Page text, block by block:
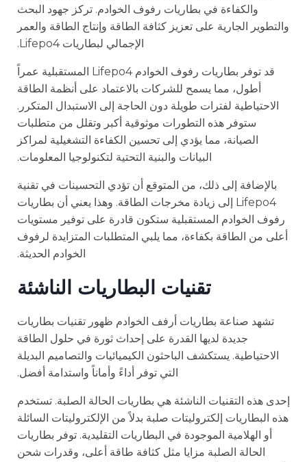
والكفاءة في بطاريات رفوف الخوادم. تركز جهود البحث
والتطوير الجارية على تعزيز كثافة الطاقة وإنتاج الطاقة والعمر
الإجمالي لبطاريات Lifepo4.
قد توفر بطاريات رفوف الخوادم Lifepo4 المستقبلية عمراً
أطول، مما يسمح للشركات بالاعتماد على أنظمة الطاقة
الاحتياطية لفترات طويلة دون الحاجة إلى الاستبدال المتكرر.
ستوفر هذه التطورات موثوقية أكبر وتقلل من متطلبات
الصيانة، مما يؤدي إلى تحسين الكفاءة التشغيلية لمراكز
البيانات والبنية التحتية لتكنولوجيا المعلومات.
بالإضافة إلى ذلك، من المتوقع أن تؤدي التحسينات في تقنية
Lifepo4 إلى زيادة مخرجات الطاقة. وهذا يعني أن بطاريات
رفوف الخوادم المستقبلية ستكون قادرة على توفير مستويات
أعلى من الطاقة بكفاءة، مما يلبي المتطلبات المتزايدة لرفوف
الخوادم الحديثة.
تقنيات البطاريات الناشئة
تشهد صناعة بطاريات أرفف الخوادم ظهور تقنيات بطاريات
جديدة لديها القدرة على إحداث ثورة في حلول الطاقة
الاحتياطية. يستكشف الباحثون الكيميائيات والتصاميم البديلة
التي توفر أداءً وأماناً واستدامة أفضل.
إحدى هذه التقنيات الناشئة هي بطاريات الحالة الصلبة. تستخدم
هذه البطاريات إلكتروليتات صلبة بدلاً من الإلكتروليتات السائلة
أو الهلامية الموجودة في البطاريات التقليدية. توفر بطاريات
الحالة الصلبة مزايا مثل كثافة طاقة أعلى، وقدرات شحن